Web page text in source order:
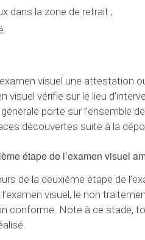
dans la zone de retrait ;
visuel une attestation
visuel vérifie sur le lieu
porte sur l’ensemble
découvertes suite à la
étape de l’examen visuel
de la deuxième étape de
visuel, le non
conforme. Note à ce stade,